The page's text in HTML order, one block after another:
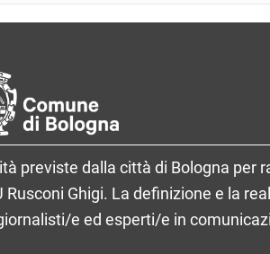
previste dalla città di Bologna per
Ghigi. La definizione e la
e ed esperti/e in